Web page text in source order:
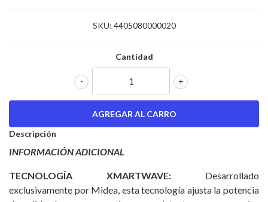
SKU: 4405080000020
Cantidad
+
-
Descripción
INFORMACIÓN ADICIONAL
TECNOLOGÍA XMARTWAVE: Desarrollado
exclusivamente por Midea, esta tecnología ajusta la potencia